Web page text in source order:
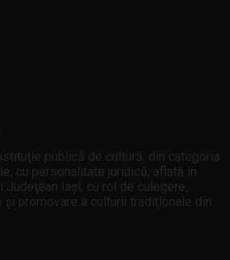
publică de cultură, din categoria
cu personalitate juridică, aflată în
Judeţean Iaşi, cu rol de culegere,
şi promovare a culturii tradiţionale din